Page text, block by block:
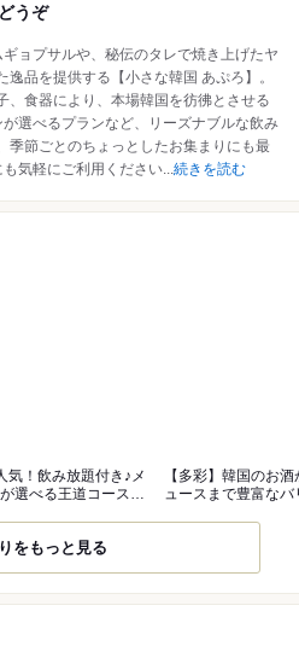
うぞ
ョプサルや、秘伝のタレで焼き上げたヤ
品を提供する【小さな韓国 あぷろ】。
、食器により、本場韓国を彷彿とさせる
選べるプランなど、リーズナブルな飲み
季節ごとのちょっとしたお集まりにも最
気軽にご利用ください...続きを読む
気！飲み放題付き♪メ
選べる王道コース
【多彩】韓国のお
ュースまで豊富なバ
をもっと見る